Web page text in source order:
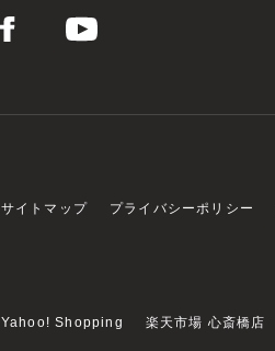
サイトマップ プライバシーポリシー
Yahoo! Shopping 楽天市場 心斎橋店